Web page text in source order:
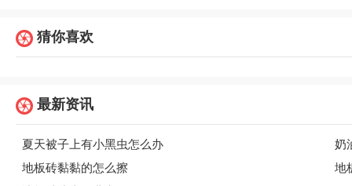
猜你喜欢
最新资讯
夏天被子上有小黑虫怎么办
奶
地板砖黏黏的怎么擦
地